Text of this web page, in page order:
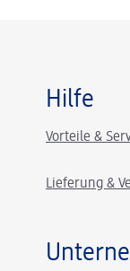
Hilfe
Vorteile &
Lieferung &